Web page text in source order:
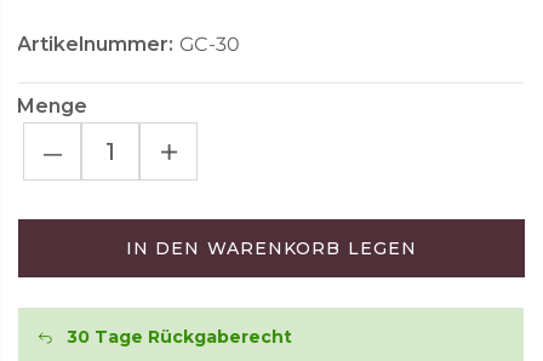
Artikelnummer: GC-30
Menge
– +
IN DEN WARENKORB LEGEN
30 Tage Rückgaberecht